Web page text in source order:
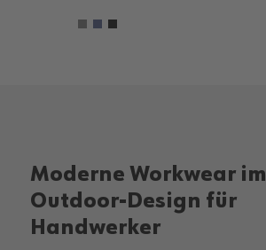
Moderne Workwear im
Outdoor-Design für
Handwerker